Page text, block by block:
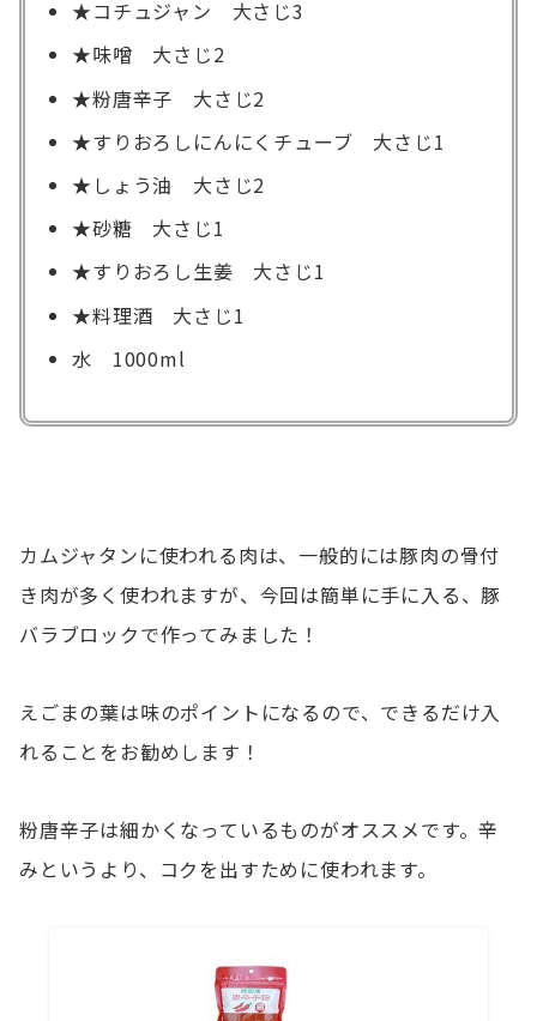
★コチュジャン 大さじ3
★味噌 大さじ2
★粉唐辛子 大さじ2
★すりおろしにんにくチューブ 大さじ1
★しょう油 大さじ2
★砂糖 大さじ1
★すりおろし生姜 大さじ1
★料理酒 大さじ1
水 1000ml
カムジャタンに使われる肉は、一般的には豚肉の骨付
き肉が多く使われますが、今回は簡単に手に入る、豚
バラブロックで作ってみました！
えごまの葉は味のポイントになるので、できるだけ入
れることをお勧めします！
粉唐辛子は細かくなっているものがオススメです。辛
みというより、コクを出すために使われます。